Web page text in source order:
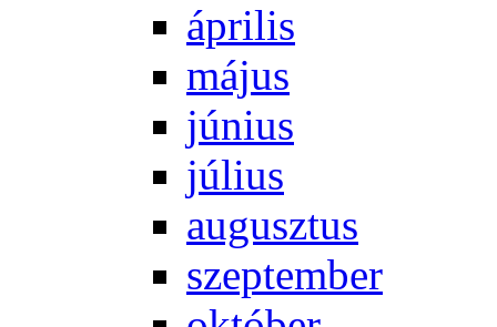
áp­ri­lis
má­jus
jú­ni­us
jú­li­us
au­gusz­tus
szep­tem­ber